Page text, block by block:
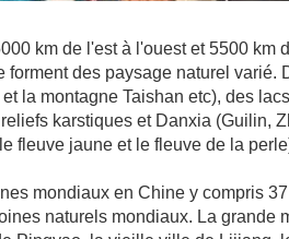
km de l'est à l'ouest et 5500 km
des paysage naturel varié.
la montagne Taishan etc), des
karstiques et Danxia (Guilin,
fleuve jaune et le fleuve de la
mondiaux en Chine y compris
naturels mondiaux. La grande